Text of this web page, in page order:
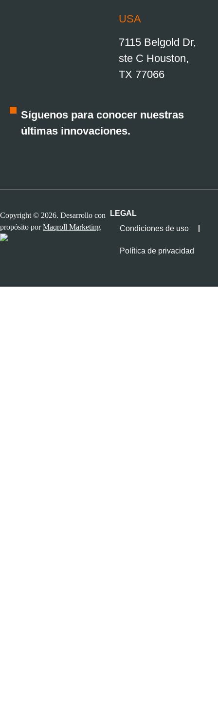
USA
7115 Belgold Dr,
ste C Houston,
TX 77066
Síguenos para conocer nuestras
últimas innovaciones.
Copyright © 2026. Desarrollo con
propósito porMaqroll Marketing
LEGAL
Condiciones de uso
Política de privacidad